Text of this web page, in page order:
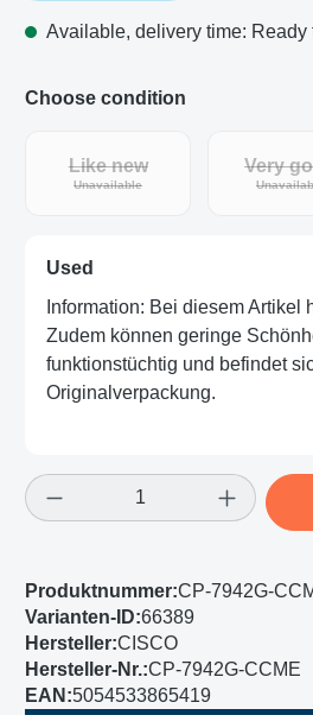
Available, delivery time:
Choose condition
Like new
Unavailable
Very
Used
Information: Bei diesem Artikel
Zudem können geringe
funktionstüchtig und befindet
Originalverpackung.
Product Quantity:
Produktnummer:CP-7942G-
Varianten-ID:66389
Hersteller:CISCO
Hersteller-Nr.:CP-7942G-CCME
EAN:5054533865419